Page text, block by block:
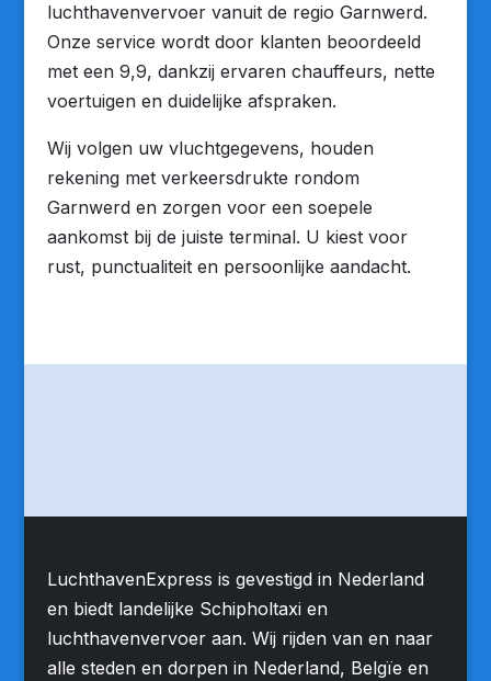
luchthavenvervoer vanuit de regio Garnwerd.
Onze service wordt door klanten beoordeeld
met een 9,9, dankzij ervaren chauffeurs, nette
voertuigen en duidelijke afspraken.
Wij volgen uw vluchtgegevens, houden
rekening met verkeersdrukte rondom
Garnwerd en zorgen voor een soepele
aankomst bij de juiste terminal. U kiest voor
rust, punctualiteit en persoonlijke aandacht.
LuchthavenExpress is gevestigd in Nederland
en biedt landelijke Schipholtaxi en
luchthavenvervoer aan. Wij rijden van en naar
alle steden en dorpen in Nederland, Belgïe en